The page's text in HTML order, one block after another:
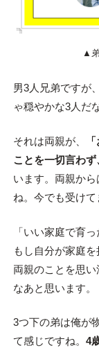
▲
男3人兄弟ですが
ゃ穏やかな3人だ
それは両親が、
ことを一切言わ
います。両親か
ね。今でも受けて
「いい家庭で育
もし自分が家庭
両親のことを思
なあと思います。
3つ下の弟は俺が
て感じですね。 4